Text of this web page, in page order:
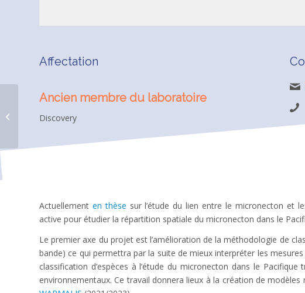
Affectation
Ancien membre du laboratoire
Discovery
Actuellement en thèse sur l’étude du lien entre le micronecton et
active pour étudier la répartition spatiale du micronecton dans le
Le premier axe du projet est l’amélioration de la méthodologie de
bande) ce qui permettra par la suite de mieux interpréter les
classification d’espèces à l’étude du micronecton dans le
environnementaux. Ce travail donnera lieux à la création de
Virgile QUILLIEN